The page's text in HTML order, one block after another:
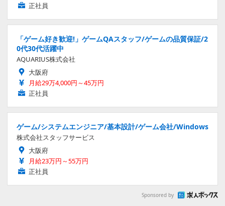
正社員
「ゲーム好き歓迎!」ゲームQAスタッフ/ゲームの品質保証/2
0代30代活躍中
AQUARIUS株式会社
大阪府
月給29万4,000円～45万円
正社員
ゲーム/システムエンジニア/基本設計/ゲーム会社/Windows
株式会社スタッフサービス
大阪府
月給23万円～55万円
正社員
Sponsored by